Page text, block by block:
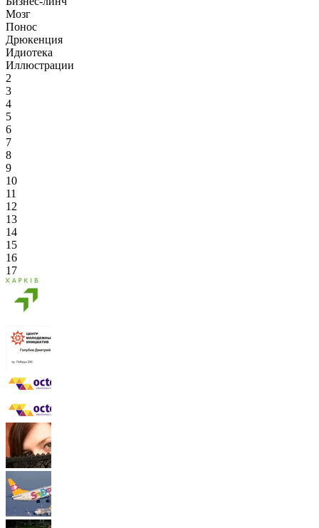
Мозг
Понос
Дрюкенция
Идиотека
Иллюстрации
2
3
4
5
6
7
8
9
10
11
12
13
14
15
16
17